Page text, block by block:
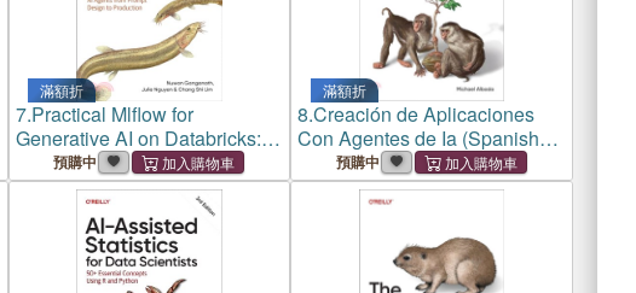
滿額折
7.Practical Mlflow for
Generative AI on Databricks:
Build High-Quality AI Agents
from Prompt Design to
Production
預購中
滿額折
8.Creación de Aplicaciones
Con Agentes de Ia (Spanish
Edition): Diseño E
Implementación de Sistemas
Multiagente
預購中